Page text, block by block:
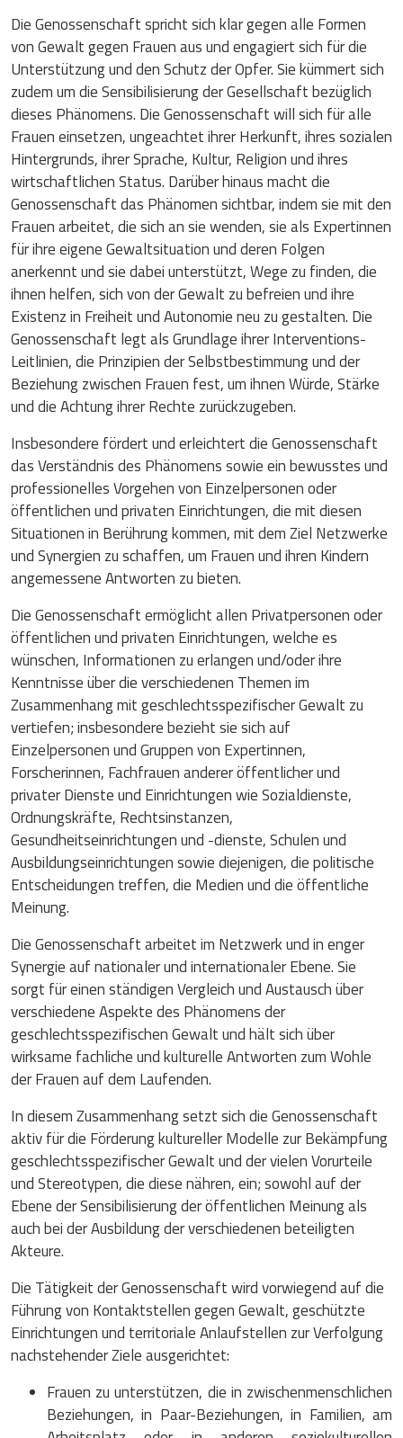
Die Genossenschaft spricht sich klar gegen alle Formen
von Gewalt gegen Frauen aus und engagiert sich für die
Unterstützung und den Schutz der Opfer. Sie kümmert sich
zudem um die Sensibilisierung der Gesellschaft bezüglich
dieses Phänomens. Die Genossenschaft will sich für alle
Frauen einsetzen, ungeachtet ihrer Herkunft, ihres sozialen
Hintergrunds, ihrer Sprache, Kultur, Religion und ihres
wirtschaftlichen Status. Darüber hinaus macht die
Genossenschaft das Phänomen sichtbar, indem sie mit den
Frauen arbeitet, die sich an sie wenden, sie als Expertinnen
für ihre eigene Gewaltsituation und deren Folgen
anerkennt und sie dabei unterstützt, Wege zu finden, die
ihnen helfen, sich von der Gewalt zu befreien und ihre
Existenz in Freiheit und Autonomie neu zu gestalten. Die
Genossenschaft legt als Grundlage ihrer Interventions-
Leitlinien, die Prinzipien der Selbstbestimmung und der
Beziehung zwischen Frauen fest, um ihnen Würde, Stärke
und die Achtung ihrer Rechte zurückzugeben.
Insbesondere fördert und erleichtert die Genossenschaft
das Verständnis des Phänomens sowie ein bewusstes und
professionelles Vorgehen von Einzelpersonen oder
öffentlichen und privaten Einrichtungen, die mit diesen
Situationen in Berührung kommen, mit dem Ziel Netzwerke
und Synergien zu schaffen, um Frauen und ihren Kindern
angemessene Antworten zu bieten.
Die Genossenschaft ermöglicht allen Privatpersonen oder
öffentlichen und privaten Einrichtungen, welche es
wünschen, Informationen zu erlangen und/oder ihre
Kenntnisse über die verschiedenen Themen im
Zusammenhang mit geschlechtsspezifischer Gewalt zu
vertiefen; insbesondere bezieht sie sich auf
Einzelpersonen und Gruppen von Expertinnen,
Forscherinnen, Fachfrauen anderer öffentlicher und
privater Dienste und Einrichtungen wie Sozialdienste,
Ordnungskräfte, Rechtsinstanzen,
Gesundheitseinrichtungen und -dienste, Schulen und
Ausbildungseinrichtungen sowie diejenigen, die politische
Entscheidungen treffen, die Medien und die öffentliche
Meinung.
Die Genossenschaft arbeitet im Netzwerk und in enger
Synergie auf nationaler und internationaler Ebene. Sie
sorgt für einen ständigen Vergleich und Austausch über
verschiedene Aspekte des Phänomens der
geschlechtsspezifischen Gewalt und hält sich über
wirksame fachliche und kulturelle Antworten zum Wohle
der Frauen auf dem Laufenden.
In diesem Zusammenhang setzt sich die Genossenschaft
aktiv für die Förderung kultureller Modelle zur Bekämpfung
geschlechtsspezifischer Gewalt und der vielen Vorurteile
und Stereotypen, die diese nähren, ein; sowohl auf der
Ebene der Sensibilisierung der öffentlichen Meinung als
auch bei der Ausbildung der verschiedenen beteiligten
Akteure.
Die Tätigkeit der Genossenschaft wird vorwiegend auf die
Führung von Kontaktstellen gegen Gewalt, geschützte
Einrichtungen und territoriale Anlaufstellen zur Verfolgung
nachstehender Ziele ausgerichtet:
Frauen zu unterstützen, die in zwischenmenschlichen
Beziehungen, in Paar-Beziehungen, in Familien, am